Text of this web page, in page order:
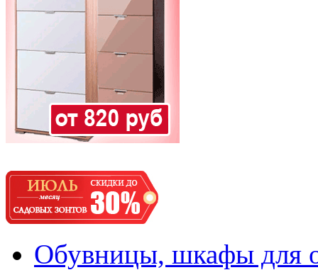
Обувницы, шкафы для